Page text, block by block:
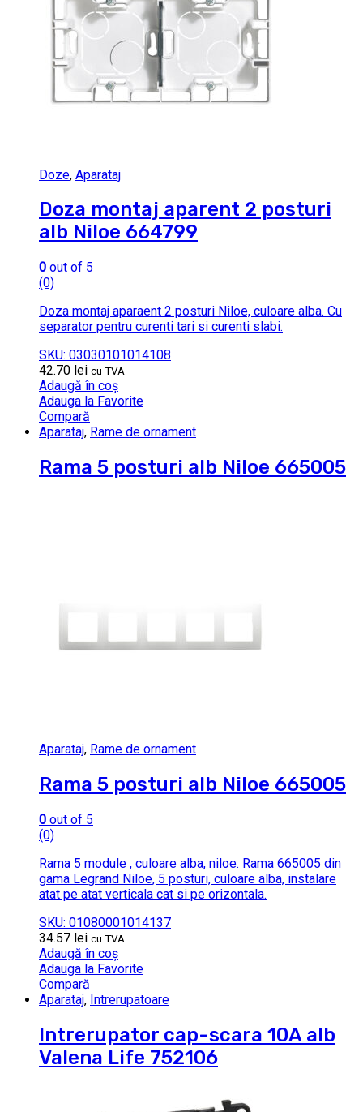
Doze, Aparataj
Doza montaj aparent 2 posturi
alb Niloe 664799
0 out of 5
(0)
Doza montaj aparaent 2 posturi Niloe, culoare alba. Cu
separator pentru curenti tari si curenti slabi.
SKU: 03030101014108
42.70 lei cu TVA
Adaugă în coș
Adauga la Favorite
Compară
Aparataj, Rame de ornament
Rama 5 posturi alb Niloe 665005
Aparataj, Rame de ornament
Rama 5 posturi alb Niloe 665005
0 out of 5
(0)
Rama 5 module , culoare alba, niloe. Rama 665005 din
gama Legrand Niloe, 5 posturi, culoare alba, instalare
atat pe atat verticala cat si pe orizontala.
SKU: 01080001014137
34.57 lei cu TVA
Adaugă în coș
Adauga la Favorite
Compară
Aparataj, Intrerupatoare
Intrerupator cap-scara 10A alb
Valena Life 752106